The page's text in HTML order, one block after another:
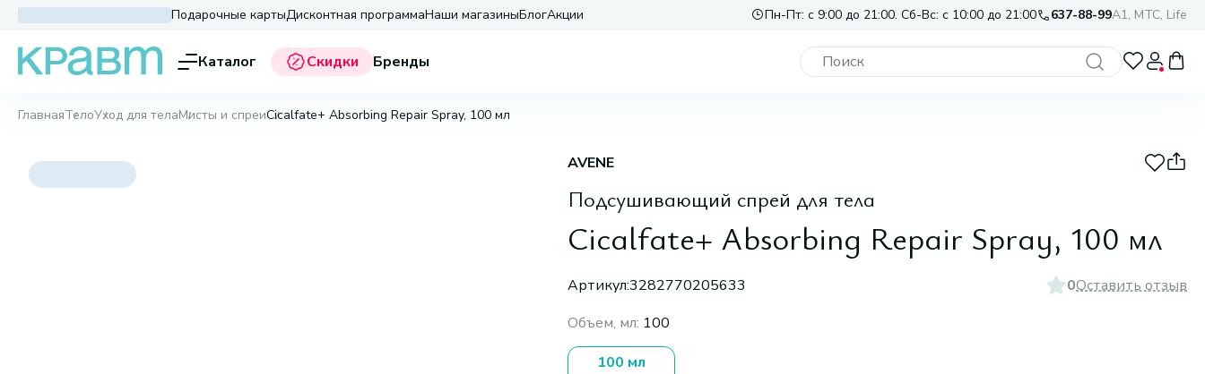
Подарочные картыДисконтная программаНаши магазиныБлогАкции Пн-Пт: с 9:00 до 21:00. Сб-Вс: с 10:00 до 21:00 637-88-99A1, МТС, Life
Каталог Скидки Бренды
ГлавнаяТелоУход для телаМисты и спреиCicalfate+ Absorbing Repair Spray, 100 мл
AVENE
Подсушивающий спрей для тела
Cicalfate+ Absorbing Repair Spray, 100 мл
Артикул:3282770205633 0Оставить отзыв
Объем, мл: 100
100 мл